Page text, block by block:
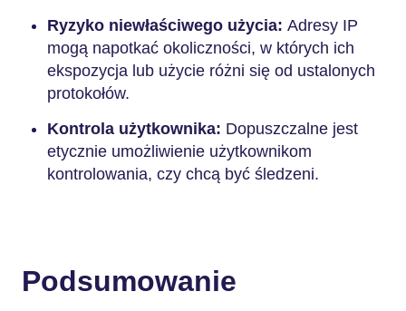
Ryzyko niewłaściwego użycia: Adresy IP
mogą napotkać okoliczności, w których ich
ekspozycja lub użycie różni się od ustalonych
protokołów.
Kontrola użytkownika: Dopuszczalne jest
etycznie umożliwienie użytkownikom
kontrolowania, czy chcą być śledzeni.
Podsumowanie